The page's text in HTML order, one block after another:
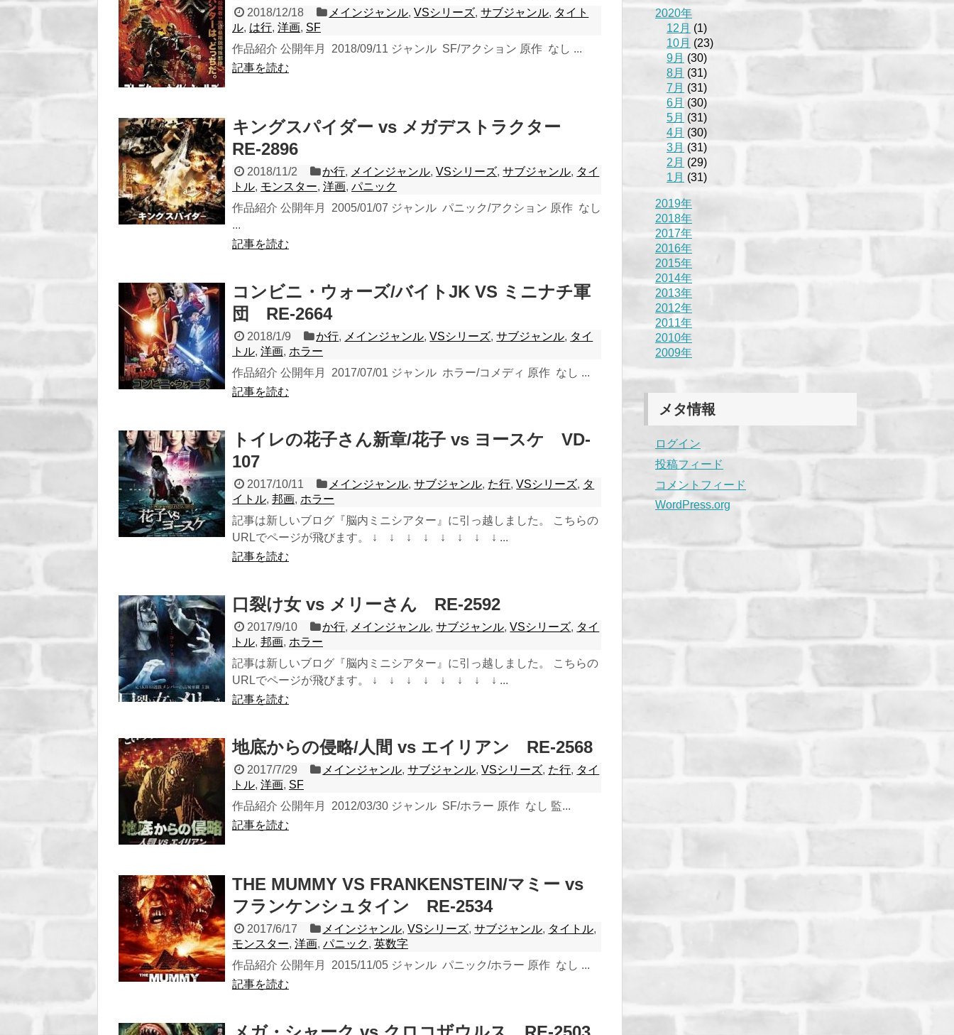
2018/12/18 メインジャンル,VSシリーズ,サブジャンル, タイト
ル, は行, 洋画, SF
作品紹介 公開年月 2018/09/11 ジャンル SF/アクション 原作 なし ...
記事を読む
キングスパイダー vs メガデストラクター
RE-2896
2018/11/2 か行, メインジャンル,VSシリーズ,サブジャンル, タイ
トル, モンスター, 洋画, パニック
作品紹介 公開年月 2005/01/07 ジャンル パニック/アクション 原作 なし
...
記事を読む
コンビニ・ウォーズ/バイトJK VS ミニナチ軍
団 RE-2664
2018/1/9 か行, メインジャンル,VSシリーズ,サブジャンル, タイ
トル, 洋画, ホラー
作品紹介 公開年月 2017/07/01 ジャンル ホラー/コメディ 原作 なし ...
記事を読む
トイレの花子さん新章/花子 vs ヨースケ VD-
107
2017/10/11 メインジャンル,サブジャンル, た行,VSシリーズ, タ
イトル, 邦画, ホラー
記事は新しいブログ『脳内ミニシアター』に引っ越しました。 こちらの
URLでページが飛びます。 ↓ ↓ ↓ ↓ ↓ ↓ ↓ ↓ ...
記事を読む
口裂け女 vs メリーさん RE-2592
2017/9/10 か行, メインジャンル,サブジャンル,VSシリーズ, タイ
トル, 邦画, ホラー
記事は新しいブログ『脳内ミニシアター』に引っ越しました。 こちらの
URLでページが飛びます。 ↓ ↓ ↓ ↓ ↓ ↓ ↓ ↓ ...
記事を読む
地底からの侵略/人間 vs エイリアン RE-2568
2017/7/29 メインジャンル,サブジャンル,VSシリーズ, た行, タイ
トル, 洋画, SF
作品紹介 公開年月 2012/03/30 ジャンル SF/ホラー 原作 なし 監...
記事を読む
THE MUMMY VS FRANKENSTEIN/マミー vs
フランケンシュタイン RE-2534
2017/6/17 メインジャンル,VSシリーズ,サブジャンル, タイトル,
モンスター, 洋画, パニック, 英数字
作品紹介 公開年月 2015/11/05 ジャンル パニック/ホラー 原作 なし ...
記事を読む
2020年
12月 (1)
10月 (23)
9月 (30)
8月 (31)
7月 (31)
6月 (30)
5月 (31)
4月 (30)
3月 (31)
2月 (29)
1月 (31)
2019年
2018年
2017年
2016年
2015年
2014年
2013年
2012年
2011年
2010年
2009年
メタ情報
ログイン
投稿フィード
コメントフィード
WordPress.org